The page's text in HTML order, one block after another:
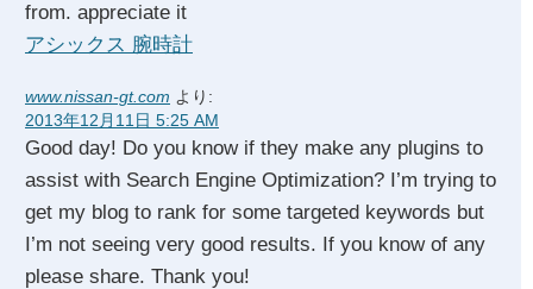
from. appreciate it
アシックス 腕時計
www.nissan-gt.com より:
2013年12月11日 5:25 AM
Good day! Do you know if they make any plugins to
assist with Search Engine Optimization? I’m trying to
get my blog to rank for some targeted keywords but
I’m not seeing very good results. If you know of any
please share. Thank you!